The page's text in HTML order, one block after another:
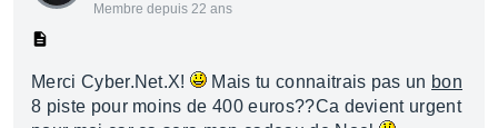
Membre depuis 22 ans
Merci Cyber.Net.X! Mais tu connaitrais pas un bon
8 piste pour moins de 400 euros??Ca devient urgent